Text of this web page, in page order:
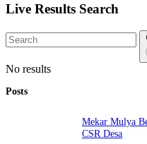
Live Results Search
No results
Posts
Mekar Mulya
CSR Desa